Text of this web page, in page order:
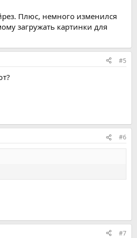
Плюс, немного изменился
загружать картинки для
#5
#6
#7